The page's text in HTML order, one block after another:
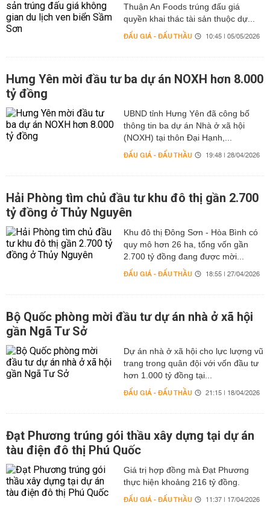
Thuận An Foods trúng đấu giá
quyền khai thác tài sản thuộc dự...
ĐẤU GIÁ - ĐẤU THẦU 10:45 | 05/05/2026
Hưng Yên mời đầu tư ba dự án NOXH hơn 8.000
tỷ đồng
UBND tỉnh Hưng Yên đã công bố
thông tin ba dự án Nhà ở xã hội
(NOXH) tại thôn Đại Hạnh,...
ĐẤU GIÁ - ĐẤU THẦU 19:48 | 28/04/2026
Hải Phòng tìm chủ đầu tư khu đô thị gần 2.700
tỷ đồng ở Thủy Nguyên
Khu đô thị Đông Sơn - Hòa Bình có
quy mô hơn 26 ha, tổng vốn gần
2.700 tỷ đồng đang được mời...
ĐẤU GIÁ - ĐẤU THẦU 18:55 | 27/04/2026
Bộ Quốc phòng mời đầu tư dự án nhà ở xã hội
gần Ngã Tư Sở
Dự án nhà ở xã hội cho lực lượng vũ
trang trong quân đội với vốn đầu tư
hơn 1.000 tỷ đồng tại...
ĐẤU GIÁ - ĐẤU THẦU 21:15 | 18/04/2026
Đạt Phương trúng gói thầu xây dựng tại dự án
tàu điện đô thị Phú Quốc
Giá trị hợp đồng mà Đạt Phương
thực hiện khoảng 216 tỷ đồng.
ĐẤU GIÁ - ĐẤU THẦU 11:37 | 17/04/2026